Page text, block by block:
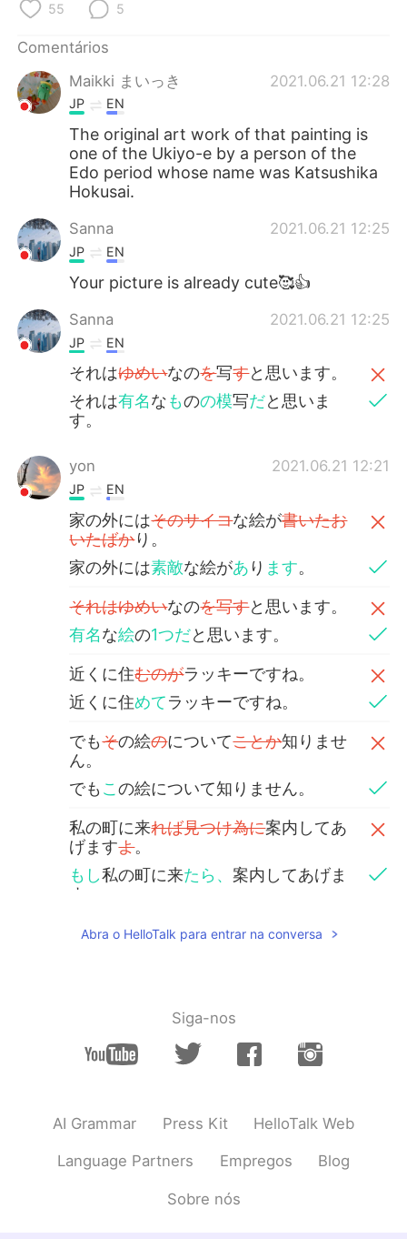
55 5
Comentários
Maikki まいっき
2021.06.21 12:28
JP EN
The original art work of that painting is
one of the Ukiyo-e by a person of the
Edo period whose name was Katsushika
Hokusai.
Sanna 2021.06.21 12:25
JP EN
Your picture is already cute🥰👍
Sanna 2021.06.21 12:25
JP EN
それはゆめいなのを写すと思います。
それは有名なものの模写だと思いま
す。
yon 2021.06.21 12:21
JP EN
家の外にはそのサイコな絵が書いたお
いたばかり。
家の外には素敵な絵があ り ます。
それはゆめいなのを写すと思います。
有名な絵の1つだと思います。
近くに住むのがラッキーですね。
近くに住めてラッキーですね。
でもその絵のについてことか知りませ
ん。
でも この絵について知りません。
私の町に来れば見つけ為に案内してあ
げますよ。
もし私の町に来たら、案内してあげま
す。
Mame 2021.06.21 12:18
Abra o HelloTalk para entrar na conversa
Siga-nos
AI Grammar Press Kit HelloTalk Web
Language Partners Empregos Blog
Sobre nós